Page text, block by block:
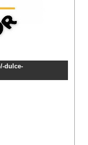
dulce-